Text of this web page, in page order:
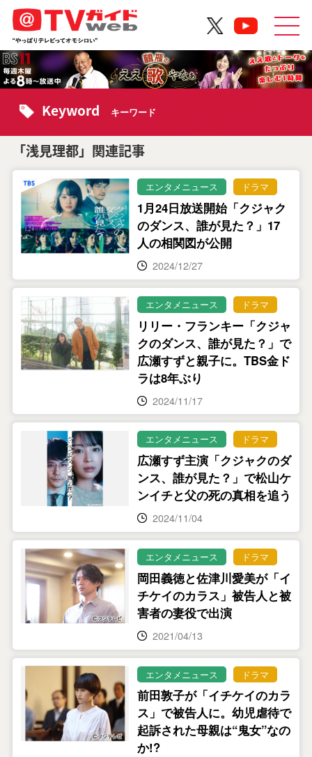
Keyword キーワード
「浅見理都」関連記事
エンタメニュース ドラマ
1月24日放送開始「クジャク
のダンス、誰が見た？」17
人の相関図が公開
2024/12/27
エンタメニュース ドラマ
リリー・フランキー「クジャ
クのダンス、誰が見た？」で
広瀬すずと親子に。TBS金ド
ラは8年ぶり
2024/11/17
エンタメニュース ドラマ
広瀬すず主演「クジャクのダ
ンス、誰が見た？」で松山ケ
ンイチと父の死の真相を追う
2024/11/04
エンタメニュース ドラマ
岡田義徳と佐津川愛美が「イ
チケイのカラス」被告人と被
害者の妻役で出演
2021/04/13
エンタメニュース ドラマ
前田敦子が「イチケイのカラ
ス」で被告人に。幼児虐待で
起訴された母親は“鬼女”なの
か!?